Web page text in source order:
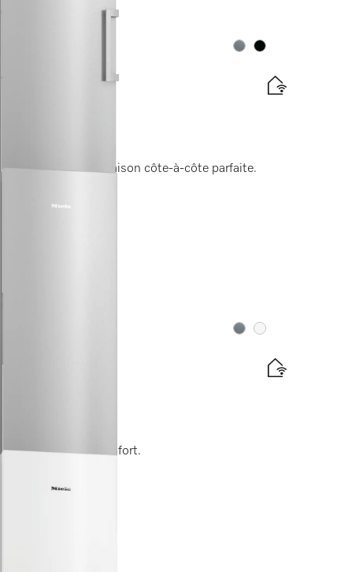
CouleursCouleurs
pour la combinaison côte-à-côte parfaite.
gratuites
CouleursCouleurs
pour un grand confort.
gratuites